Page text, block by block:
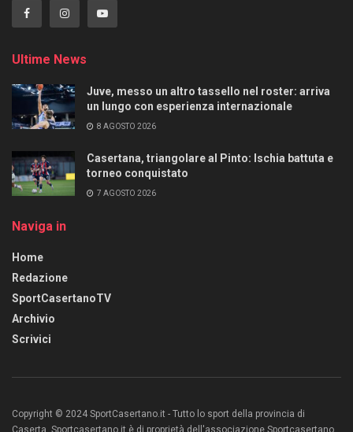
Ultime News
Juve, messo un altro tassello nel roster: arriva
un lungo con esperienza internazionale
8 AGOSTO 2026
Casertana, triangolare al Pinto: Ischia battuta e
torneo conquistato
7 AGOSTO 2026
Naviga in
Home
Redazione
SportCasertanoTV
Archivio
Scrivici
Copyright © 2024 SportCasertano.it - Tutto lo sport della provincia di
Caserta. Sportcasertano.it è di proprietà dell'associazione Sportcasertano.